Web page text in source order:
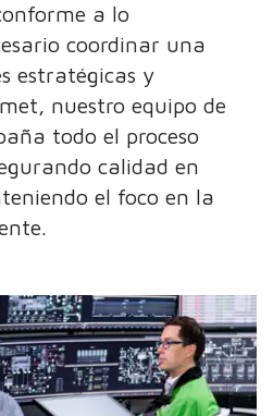
a lo
coordinar una
estratégicas y
nuestro equipo de
todo el proceso
calidad en
el foco en la